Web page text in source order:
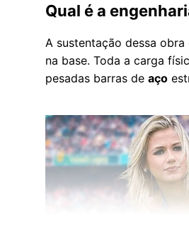
Qual é a
A sustentação dessa
na base. Toda a carga
pesadas barras de aço